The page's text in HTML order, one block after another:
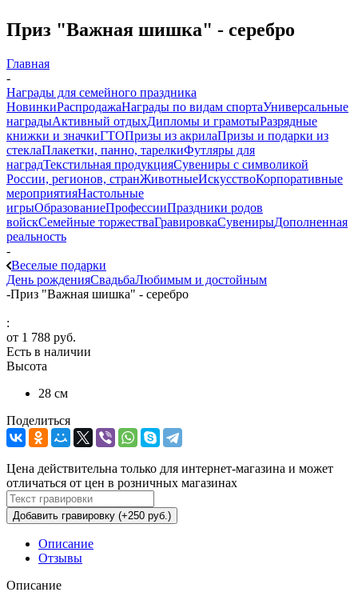
Приз "Важная шишка" - серебро
Главная
-
Награды для семейного праздника
НовинкиРаспродажаНаграды по видам спортаУниверсальные
наградыАктивный отдыхДипломы и грамотыРазрядные
книжки и значкиГТОПризы из акрилаПризы и подарки из
стеклаПлакетки, панно, тарелкиФутляры для
наградТекстильная продукцияСувениры с символикой
России, регионов, странЖивотныеИскусствоКорпоративные
мероприятияНастольные
игрыОбразованиеПрофессииПраздники родов
войскСемейные торжестваГравировкаСувенирыДополненная
реальность
-
Веселые подарки
День рожденияСвадьбаЛюбимым и достойным
-Приз "Важная шишка" - серебро
:
от 1 788 руб.
Есть в наличии
Высота
28 см
Поделиться
Цена действительна только для интернет-магазина и может
отличаться от цен в розничных магазинах
Добавить гравировку (+250 руб.)
Описание
Отзывы
Описание